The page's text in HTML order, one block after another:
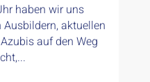
haben wir uns
aktuellen
auf den Weg